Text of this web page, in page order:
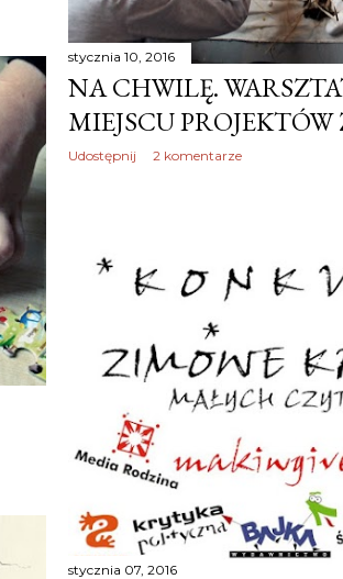
stycznia 10, 2016
NA CHWILĘ.
MIEJSCU
Udostępnij 2 komentarze
stycznia 07, 2016